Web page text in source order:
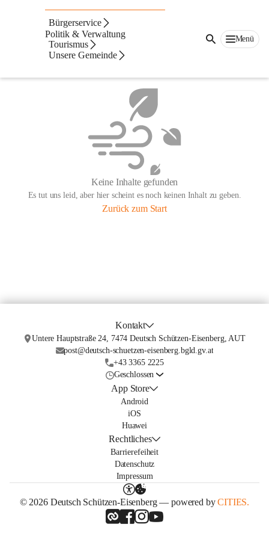
Bürgerservice
Politik & Verwaltung
Tourismus
Unsere Gemeinde
Menü
Keine Inhalte gefunden
Es tut uns leid, aber hier scheint es noch keinen Inhalt zu geben.
Zurück zum Start
Kontakt
Untere Hauptstraße 24, 7474 Deutsch Schützen-Eisenberg, AUT
post@deutsch-schuetzen-eisenberg.bgld.gv.at
+43 3365 2225
Geschlossen
App Store
Android
iOS
Huawei
Rechtliches
Barrierefeiheit
Datenschutz
Impressum
© 2026 Deutsch Schützen-Eisenberg — powered byCITIES.